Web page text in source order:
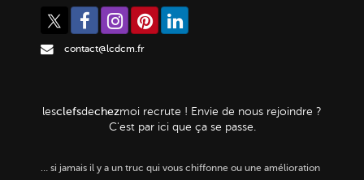
contact@lcdcm.fr
lesclefsdechezmoi recrute ! Envie de nous rejoindre ?
C'est par ici que ça se passe.
… si jamais il y a un truc qui vous chiffonne ou une amélioration